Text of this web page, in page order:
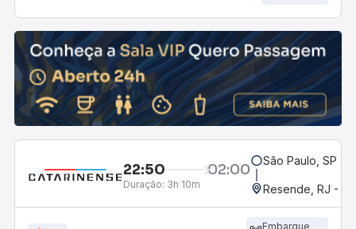
22:50 02:00
Duração: 3h 10m
São Paulo, SP -
Resende, RJ -
Embarque